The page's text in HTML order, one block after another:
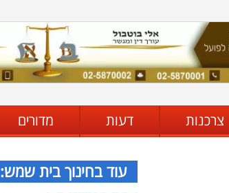
צרכנות דעות מדורים
עוד בחינוך בית שמש: